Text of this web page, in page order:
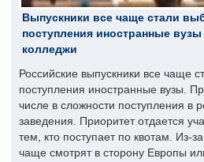
Выпускники все чаще стали
поступления иностранные
колледжи
Российские выпускники все чаще
поступления иностранные вузы.
числе в сложности поступления в
заведения. Приоритет отдается
тем, кто поступает по квотам. Из-
чаще смотрят в сторону Европы